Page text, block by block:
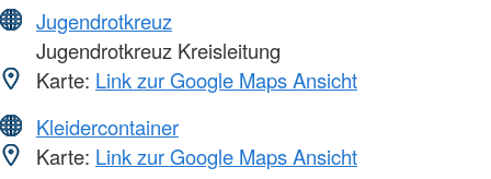
Jugendrotkreuz
Jugendrotkreuz Kreisleitung
Karte: Link zur Google Maps Ansicht
Kleidercontainer
Karte: Link zur Google Maps Ansicht